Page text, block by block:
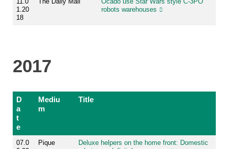
1.20
18
robots warehouses
2017
D
a
t
e
Mediu
m
Title
07.0
Pique
Deluxe helpers on the home front: Domestic